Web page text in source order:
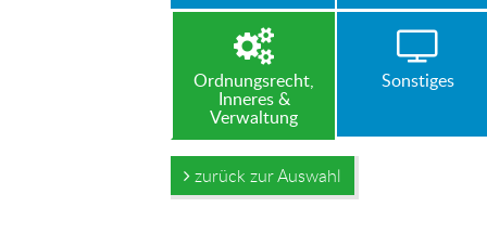
Ordnungsrecht,
Inneres &
Verwaltung
Sonstiges
zurück zur Auswahl